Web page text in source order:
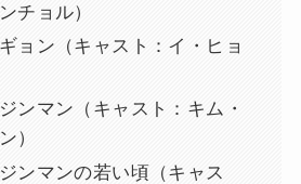
チョル）
ョン（キャスト：イ・ヒョ
ンマン（キャスト：キム・
）
ンマンの若い頃（キャス